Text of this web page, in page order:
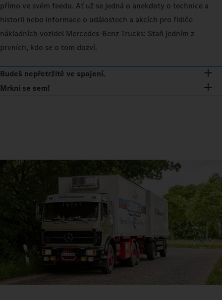
přímo ve svém feedu. Ať už se jedná o anekdoty o technice a
historii nebo informace o událostech a akcích pro řidiče
nákladních vozidel Mercedes‑Benz Trucks: Staň jedním z
prvních, kdo se o tom dozví.
Budeš nepřetržitě ve spojení.
Mrkni se sem!